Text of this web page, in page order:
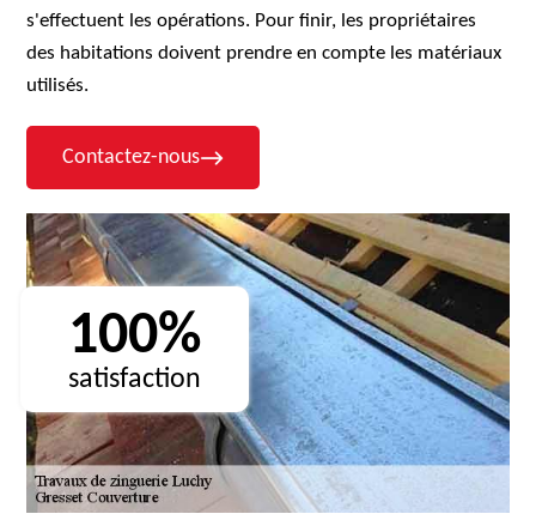
s'effectuent les opérations. Pour finir, les propriétaires
des habitations doivent prendre en compte les matériaux
utilisés.
Contactez-nous
100%
satisfaction